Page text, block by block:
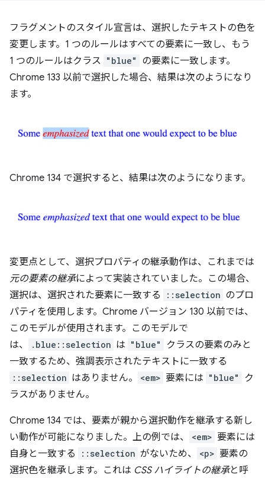
フラグメントのスタイル宣言は、選択したテキストの色を
変更します。1 つのルールはすべての要素に一致し、もう
1 つのルールはクラス "blue"
の要素に一致します。
Chrome 133 以前で選択した場合、結果は次のようになり
ます。
Chrome 134 で選択すると、結果は次のようになります。
変更点として、選択プロパティの継承動作は、これまでは
元の要素の継承によって実装されていました。この場合、
選択は、選択された要素に一致する
::selection のプロ
パティを使用します。Chrome バージョン 130 以前では、
このモデルが使用されます。このモデルで
は、
.blue::selection は "blue"
クラスの要素のみと
一致するため、強調表示されたテキストに一致する
::selection はありません。 <em> 要素には "blue"
ク
ラスがありません。
Chrome 134 では、要素が親から選択動作を継承する新し
い動作が可能になりました。上の例では、
<em> 要素には
自身と一致する
::selection がないため、 <p> 要素の
選択色を継承します。これは CSS ハイライトの継承と呼